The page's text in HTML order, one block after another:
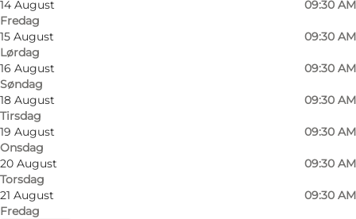
14 August
Fredag
09:30 AM
15 August
Lørdag
09:30 AM
16 August
Søndag
09:30 AM
18 August
Tirsdag
09:30 AM
19 August
Onsdag
09:30 AM
20 August
Torsdag
09:30 AM
21 August
Fredag
09:30 AM
Foto:
Willemoes Bryghus i Assens